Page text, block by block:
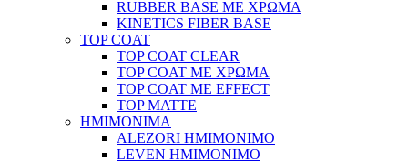
RUBBER BASE ΜΕ ΧΡΩΜΑ
KINETICS FIBER BASE
TOP COAT
TOP COAT CLEAR
TOP COAT ΜΕ ΧΡΩΜΑ
TOP COAT ΜΕ EFFECT
TOP MATTE
ΗΜΙΜΟΝΙΜΑ
ALEZORI ΗΜΙΜΟΝΙΜΟ
LEVEN ΗΜΙΜΟΝΙΜΟ